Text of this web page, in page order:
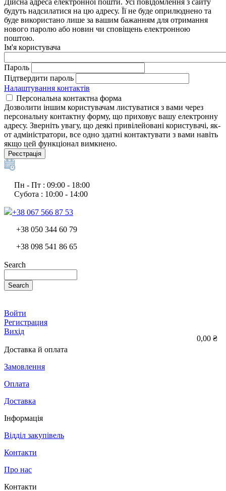
Дійсна адреса електронної пошти. Усі повідомлення з сайту
будуть надсилатися на цю адресу. Її не буде оприлюднено та
буде використано лише за вашим бажанням для отримання
нового паролю або новин чи сповіщень електронною
поштою.
Ім'я користувача
Пароль
Підтвердити пароль
Налаштування контактів
Персональна контактна форма
Дозволити іншим користувачам листуватися з вами через
персональну контактну форму, що приховує вашу електронну
адресу. Зверніть увагу, що деякі привілейовані користувачі, як-
от адміністратори, все одно здатні контактувати з вами навіть
якщо цей функціонал вимкнено.
Реєстрація
Пн - Пт : 09:00 - 18:00
Субота : 10:00 - 14:00
+38 067 566 87 53
+38 050 344 60 79
+38 098 541 86 65
Search
Search
0,00 ₴
Войти
Регистрация
Вихід
Доставка й оплата
Замовлення
Оплата
Доставка
Інформація
Відділ закупівель
Контакти
Про нас
Контакти